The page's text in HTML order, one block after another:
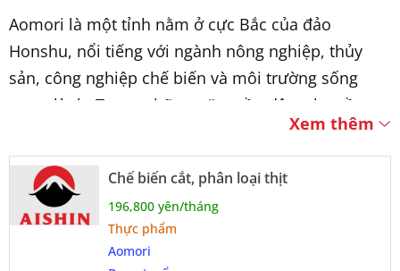
Aomori là một tỉnh nằm ở cực Bắc của đảo
Honshu, nổi tiếng với ngành nông nghiệp, thủy
sản, công nghiệp chế biến và môi trường sống
trong lành. Trong những năm gần đây, nhu cầu
tuyển dụng lao động Việt Nam tại Aomori ngày
càng tăng do sự thiếu hụt nguồn nhân lực tại địa
phương.
Các Ngành Nghề Đang Tuyển Dụng Tại
Xem thêm
Chế biến cắt, phân loại thịt
196,800 yên/tháng
Thực phẩm
Aomori